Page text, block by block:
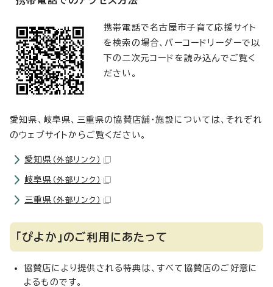
携帯電話で名古屋市子育て応援サイト
を検索の場合、バーコードリーダーで以
下の二次元コードを読み込んでご覧く
ださい。
愛知県、岐阜県、三重県の協賛店舗・施設については、それぞれ
のウェブサイトからご覧ください。
愛知県 （外部リンク）
岐阜県 （外部リンク）
三重県 （外部リンク）
「ぴよか」のご利用にあたって
協賛店により提供される特典は、すべて協賛店のご好意に
よるものです。